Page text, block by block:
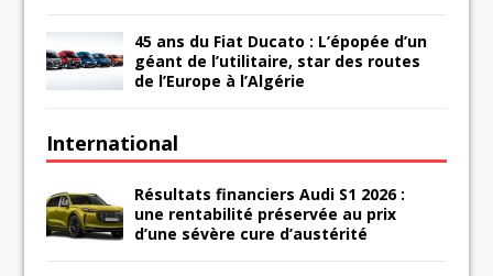
45 ans du Fiat Ducato : L’épopée d’un
géant de l’utilitaire, star des routes
de l’Europe à l’Algérie
International
Résultats financiers Audi S1 2026 :
une rentabilité préservée au prix
d’une sévère cure d’austérité